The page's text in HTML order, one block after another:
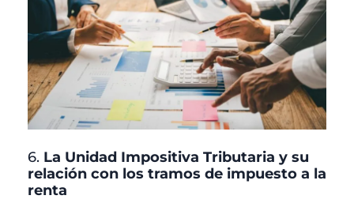
6. La Unidad Impositiva Tributaria y su
relación con los tramos de impuesto a la
renta